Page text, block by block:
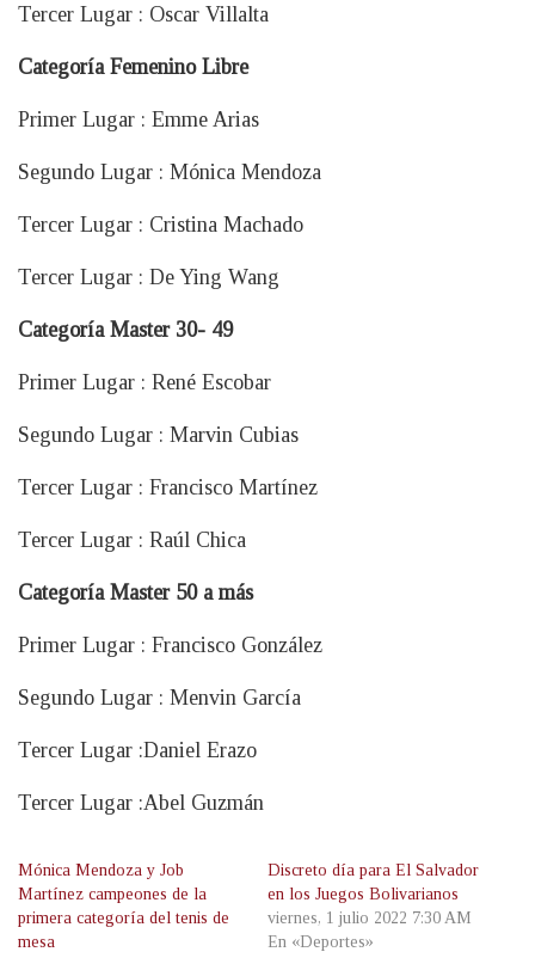
Tercer Lugar : Oscar Villalta
Categoría Femenino Libre
Primer Lugar : Emme Arias
Segundo Lugar : Mónica Mendoza
Tercer Lugar : Cristina Machado
Tercer Lugar : De Ying Wang
Categoría Master 30- 49
Primer Lugar : René Escobar
Segundo Lugar : Marvin Cubias
Tercer Lugar : Francisco Martínez
Tercer Lugar : Raúl Chica
Categoría Master 50 a más
Primer Lugar : Francisco González
Segundo Lugar : Menvin García
Tercer Lugar :Daniel Erazo
Tercer Lugar :Abel Guzmán
Mónica Mendoza y Job
Martínez campeones de la
primera categoría del tenis de
mesa
Discreto día para El Salvador
en los Juegos Bolivarianos
viernes, 1 julio 2022 7:30 AM
En «Deportes»